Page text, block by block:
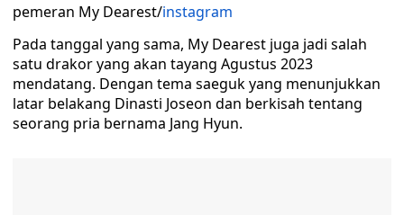
pemeran My Dearest/instagram
Pada tanggal yang sama, My Dearest juga jadi salah
satu drakor yang akan tayang Agustus 2023
mendatang. Dengan tema saeguk yang menunjukkan
latar belakang Dinasti Joseon dan berkisah tentang
seorang pria bernama Jang Hyun.